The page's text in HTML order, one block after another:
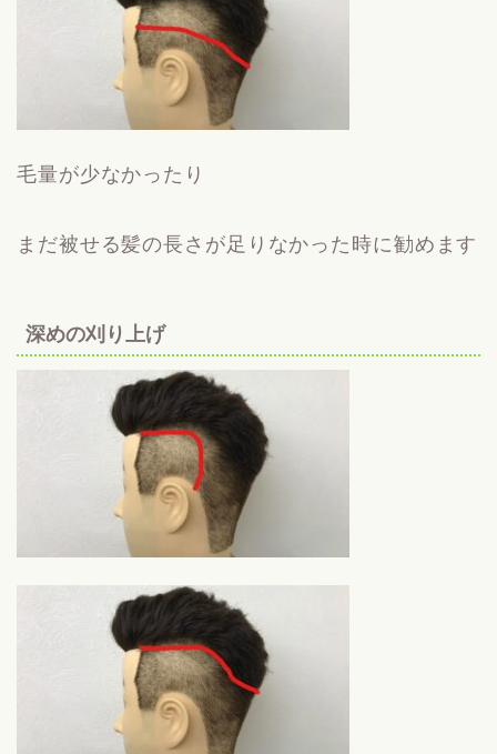
毛量が少なかったり
まだ被せる髪の長さが足りなかった時に勧めます
深めの刈り上げ